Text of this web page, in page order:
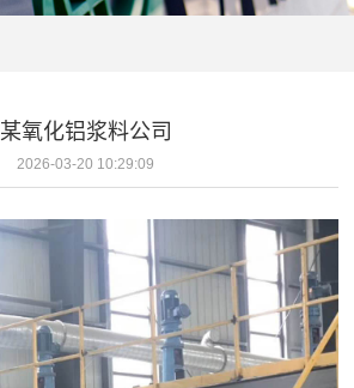
某氧化铝浆料公司
2026-03-20 10:29:09